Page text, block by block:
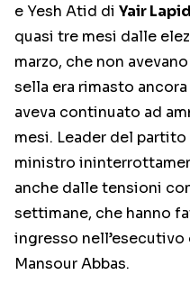
e Yesh Atid di Yair Lapid
quasi tre mesi dalle
marzo, che non
sella era rimasto
aveva continuato ad
mesi. Leader del
ministro
anche dalle tensioni
settimane, che hanno
ingresso
Mansour Abbas.